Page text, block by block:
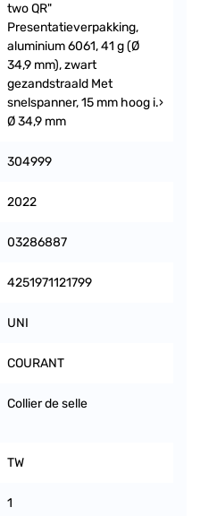
two QR"
Presentatieverpakking,
aluminium 6061, 41 g (Ø
34,9 mm), zwart
gezandstraald Met
snelspanner, 15 mm hoog i.›
Ø 34,9 mm
304999
2022
03286887
4251971121799
UNI
COURANT
Collier de selle
TW
1